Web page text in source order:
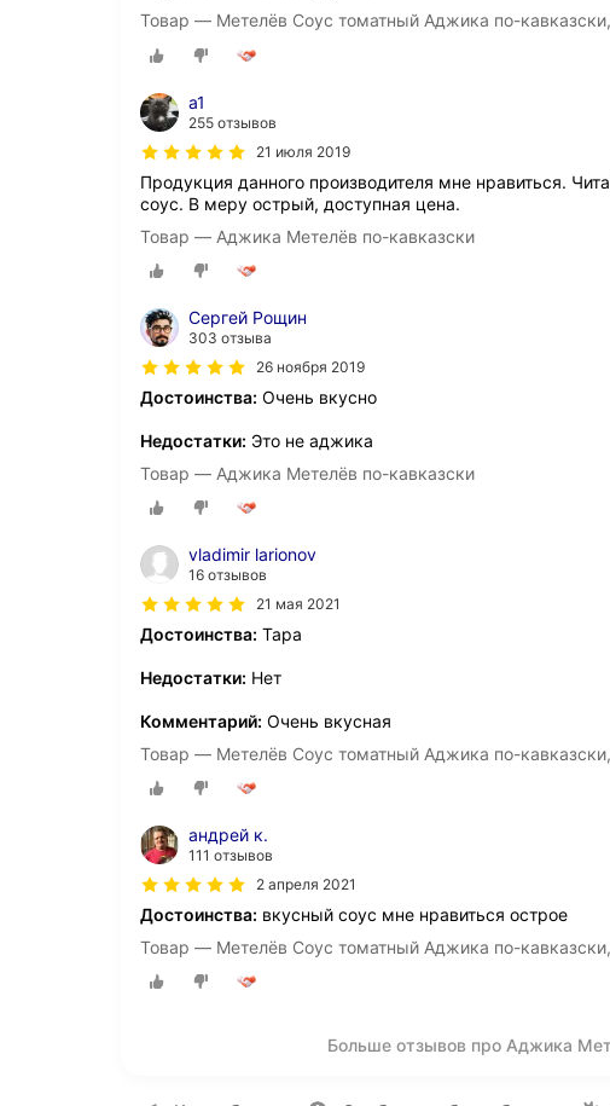
Товар — Метелёв Соус томатный Аджика по-
а1
255 отзывов
21 июля 2019
Продукция данного производителя мне нравиться.
соус. В меру острый, доступная цена.
Товар — Аджика Метелёв по-кавказски
Сергей Рощин
303 отзыва
26 ноября 2019
Достоинства: Очень вкусно
Недостатки: Это не аджика
Товар — Аджика Метелёв по-кавказски
vladimir larionov
16 отзывов
21 мая 2021
Достоинства: Тара
Недостатки: Нет
Комментарий: Очень вкусная
Товар — Метелёв Соус томатный Аджика по-
андрей к.
111 отзывов
2 апреля 2021
Достоинства: вкусный соус мне нравиться острое
Товар — Метелёв Соус томатный Аджика по-
Больше отзывов про Аджика